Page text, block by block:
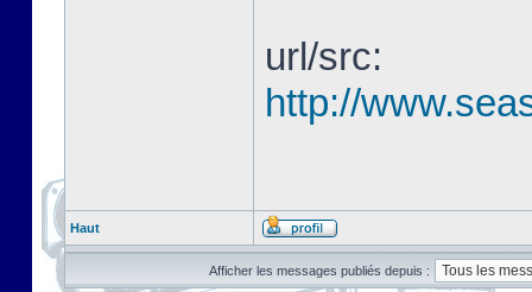
url/src:
http://
Haut
Afficher les messages publiés depuis :